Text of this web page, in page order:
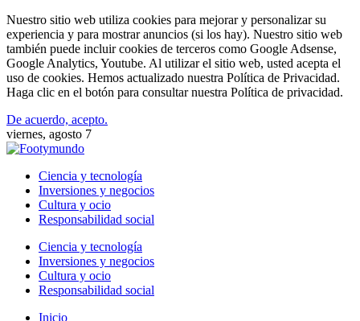
Nuestro sitio web utiliza cookies para mejorar y personalizar su
experiencia y para mostrar anuncios (si los hay). Nuestro sitio web
también puede incluir cookies de terceros como Google Adsense,
Google Analytics, Youtube. Al utilizar el sitio web, usted acepta el
uso de cookies. Hemos actualizado nuestra Política de Privacidad.
Haga clic en el botón para consultar nuestra Política de privacidad.
De acuerdo, acepto.
viernes, agosto 7
Ciencia y tecnología
Inversiones y negocios
Cultura y ocio
Responsabilidad social
Ciencia y tecnología
Inversiones y negocios
Cultura y ocio
Responsabilidad social
Inicio